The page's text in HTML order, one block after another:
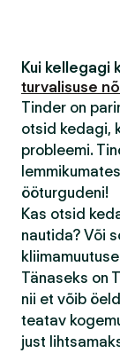
Kui kellegagi
turvalisuse
Tinder on
otsid kedagi,
probleemi.
ööturgudeni!
Kas otsid
nautida? Või
Tänaseks on
nii et võib
teatav
just